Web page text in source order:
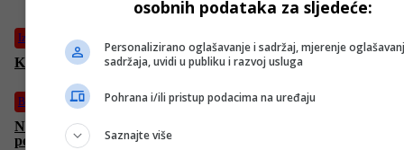
Izdvojeno
Kanađani bez trijumfa pred start Mundijala
Biznis
Nakon iranskih udara stiže novi šok: Nafta, inflacija i kamate
ponovo rastu
osobnih podataka za sljedeće:
Personalizirano oglašavanje i sadržaj, mjerenje
sadržaja, uvidi u publiku i razvoj usluga
Pohrana i/ili pristup podacima na uređaju
Saznajte više